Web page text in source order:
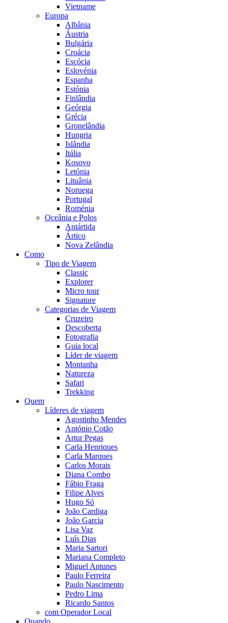
Vietname
Europa
Albânia
Áustria
Bulgária
Croácia
Escócia
Eslovénia
Espanha
Estónia
Finlândia
Geórgia
Grécia
Gronelândia
Hungria
Islândia
Itália
Kosovo
Letónia
Lituânia
Noruega
Portugal
Roménia
Oceânia e Polos
Antártida
Ártico
Nova Zelândia
Como
Tipo de Viagem
Classic
Explorer
Micro tour
Signature
Categorias de Viagem
Cruzeiro
Descoberta
Fotografia
Guia local
Líder de viagem
Montanha
Natureza
Safari
Trekking
Quem
Líderes de viagem
Agostinho Mendes
António Cotão
Artur Pegas
Carla Henriques
Carla Marques
Carlos Morais
Diana Combo
Fábio Fraga
Filipe Alves
Hugo Só
João Cardiga
João Garcia
Lisa Vaz
Luís Dias
Maria Sartori
Mariana Completo
Miguel Antunes
Paulo Ferreira
Paulo Nascimento
Pedro Lima
Ricardo Santos
com Operador Local
Quando